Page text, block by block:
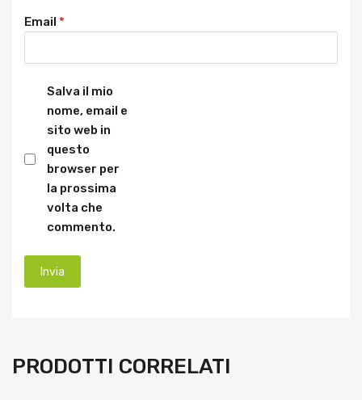
Email *
Salva il mio
nome, email e
sito web in
questo
browser per
la prossima
volta che
commento.
PRODOTTI CORRELATI